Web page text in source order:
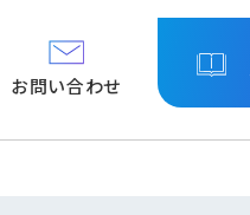
お問い合わせ